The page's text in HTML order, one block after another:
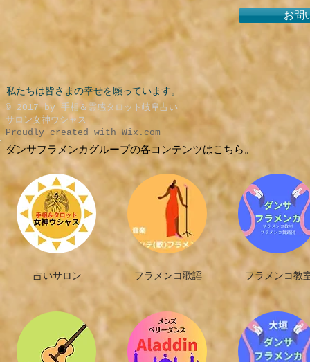
お問
私たちは皆さまの幸せを願っています。
​© 2017 by 手相＆霊感タロット岐阜占い
サロン女神ウシャス
Proudly created with Wix.com
ダンサフラメンカグループの各コンテンツはこちら。
占いサロン フラメンコ歌謡 フラメンコ教